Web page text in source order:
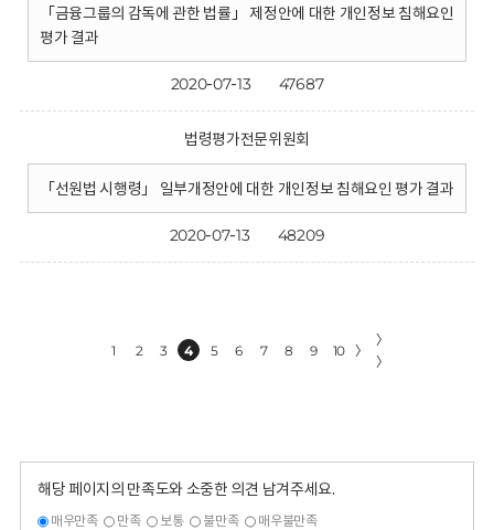
「금융그룹의 감독에 관한 법률」 제정안에 대한 개인정보 침해요인
평가 결과
2020-07-13 47687
법령평가전문위원회
「선원법 시행령」 일부개정안에 대한 개인정보 침해요인 평가 결과
2020-07-13 48209
1 2 3 4 5 6 7 8 9 10 〉
〉
〉
해당 페이지의 만족도와 소중한 의견 남겨주세요.
매우만족 만족 보통 불만족 매우불만족